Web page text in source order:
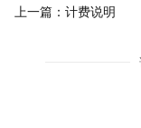
上一篇： 计费说明